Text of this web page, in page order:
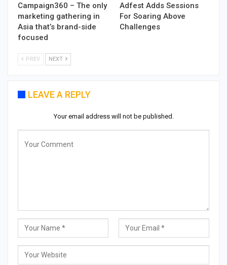
Campaign360 – The only
marketing gathering in
Asia that’s brand-side
focused
Adfest Adds Sessions
For Soaring Above
Challenges
PREV NEXT
LEAVE A REPLY
Your email address will not be published.